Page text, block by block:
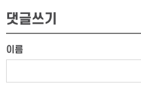
댓글쓰기
이름